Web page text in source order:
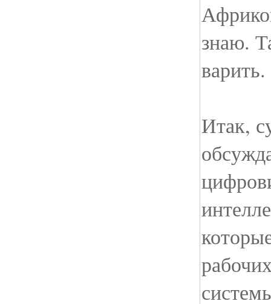
знаю.
варить.
Итак,